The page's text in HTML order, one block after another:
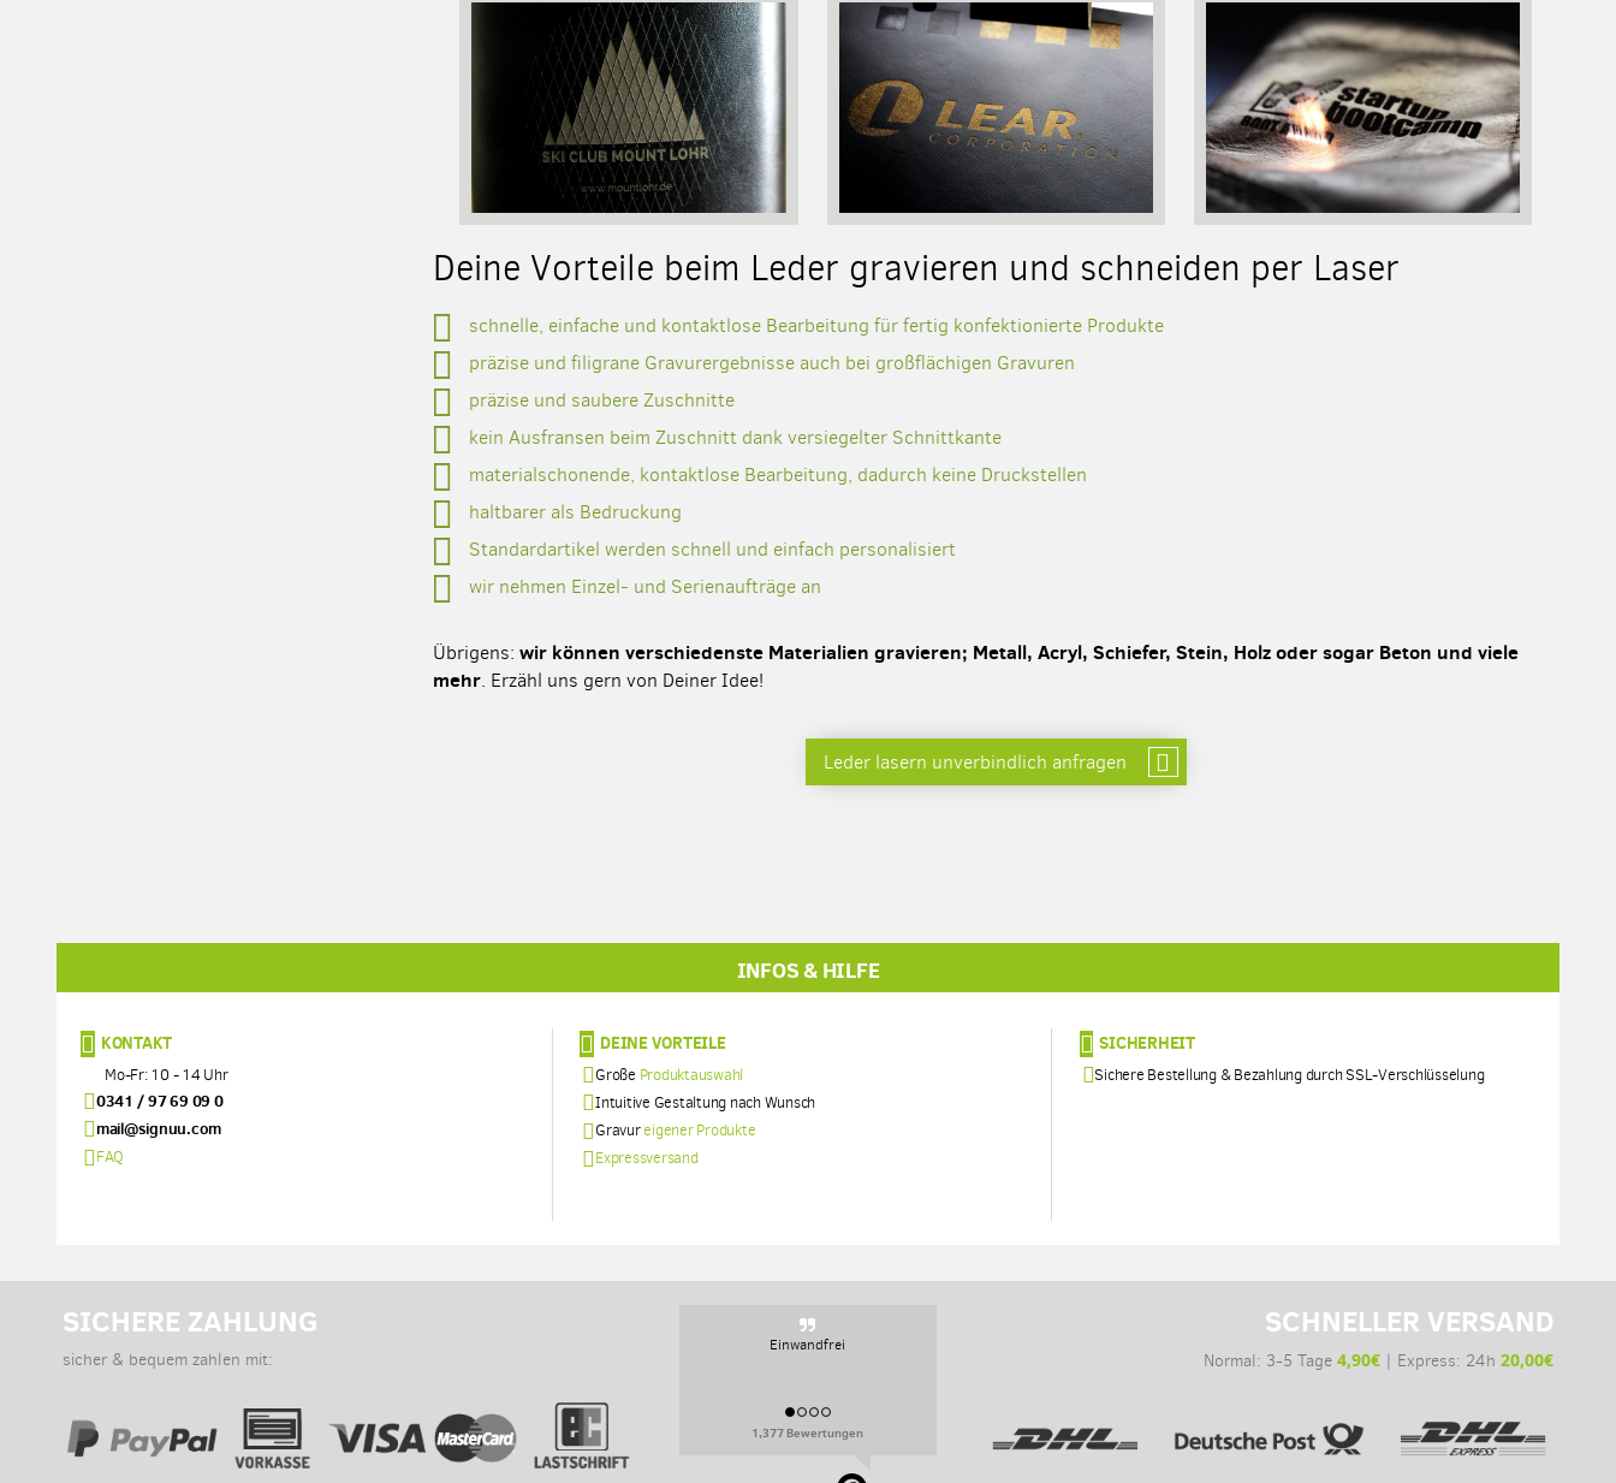
Deine Vorteile beim Leder gravieren und schneiden per Laser
schnelle, einfache und kontaktlose Bearbeitung für fertig konfektionierte Produkte
präzise und filigrane Gravurergebnisse auch bei großflächigen Gravuren
präzise und saubere Zuschnitte
kein Ausfransen beim Zuschnitt dank versiegelter Schnittkante
materialschonende, kontaktlose Bearbeitung, dadurch keine Druckstellen
haltbarer als Bedruckung
Standardartikel werden schnell und einfach personalisiert
wir nehmen Einzel- und Serienaufträge an
Übrigens: wir können verschiedenste Materialien gravieren; Metall, Acryl, Schiefer, Stein, Holz oder sogar Beton und viele
mehr. Erzähl uns gern von Deiner Idee!
Leder lasern unverbindlich anfragen
INFOS & HILFE
KONTAKT
Mo-Fr: 10 - 14 Uhr
0341 / 97 69 09 0
mail@signuu.com
FAQ
DEINE VORTEILE
Große Produktauswahl
Intuitive Gestaltung nach Wunsch
Gravureigener Produkte
Expressversand
SICHERHEIT
Sichere Bestellung & Bezahlung durch SSL-Verschlüsselung
SICHERE ZAHLUNG
sicher & bequem zahlen mit:
Sehr persoenlich, sehr flexibel.
1,377 Bewertungen
SCHNELLER VERSAND
Normal: 3-5 Tage 4,90€| Express: 24h 20,00€